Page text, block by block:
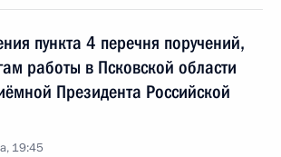
пункта 4 перечня поручений,
работы в Псковской области
Президента Российской
19:45